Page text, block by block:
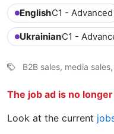
EnglishC1 - Advanced
UkrainianC1 -
B2B sales, media
The job ad is no
Look at the current